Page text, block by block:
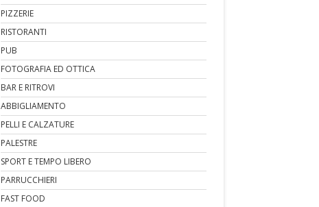
PIZZERIE
RISTORANTI
PUB
FOTOGRAFIA ED OTTICA
BAR E RITROVI
ABBIGLIAMENTO
PELLI E CALZATURE
PALESTRE
SPORT E TEMPO LIBERO
PARRUCCHIERI
FAST FOOD